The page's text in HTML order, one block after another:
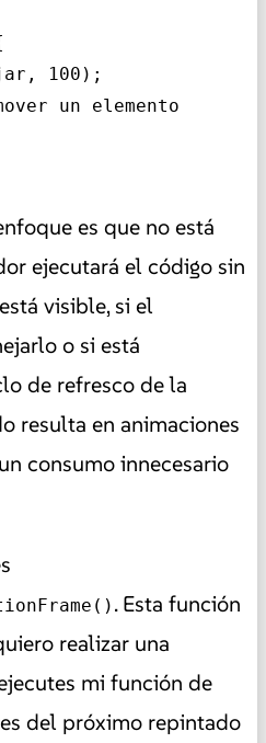
100);
un elemento
es que no está
ejecutará el código sin
visible, si el
o si está
de refresco de la
resulta en animaciones
consumo innecesario
. Esta función
realizar una
mi función de
del próximo repintado